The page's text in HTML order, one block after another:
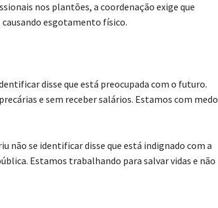
nos plantões, a coordenação exige que
esgotamento físico.
disse que está preocupada com o futuro.
e sem receber salários. Estamos com medo
não se identificar disse que está indignado com a
Estamos trabalhando para salvar vidas e não